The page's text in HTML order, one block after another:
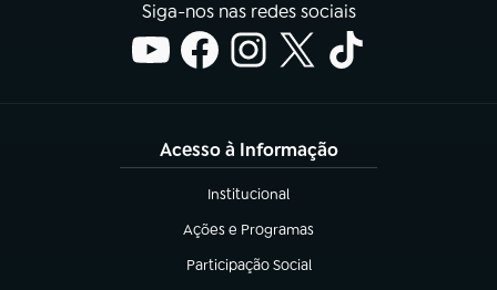
Siga-nos nas redes sociais
Acesso à Informação
Institucional
(abre em nova aba)
Ações e Programas
(abre em nova aba)
Participação Social
(abre em nova aba)